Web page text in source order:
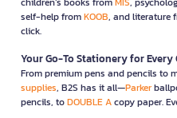
self-help fromKOOB, and literature
click.
Your Go-To Stationery for Every
From premium pens and pencils to
supplies, B2S has it all—Parker
pencils, toDOUBLE Acopy paper.